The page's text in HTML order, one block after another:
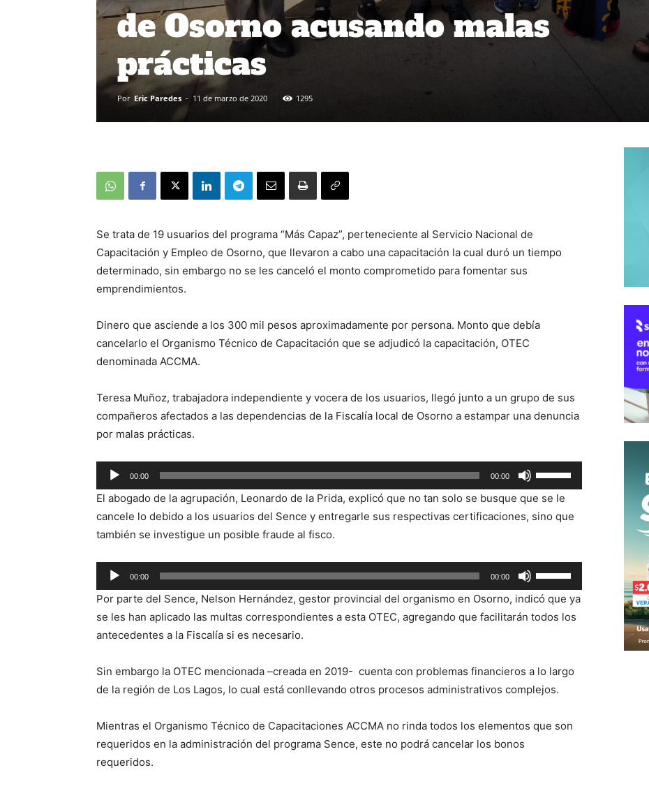
de Osorno acusando malas
prácticas
Por Eric Paredes - 11 de marzo de 2020 1295
Se trata de 19 usuarios del programa “Más Capaz”, perteneciente al Servicio Nacional de
Capacitación y Empleo de Osorno, que llevaron a cabo una capacitación la cual duró un tiempo
determinado, sin embargo no se les canceló el monto comprometido para fomentar sus
emprendimientos.
Dinero que asciende a los 300 mil pesos aproximadamente por persona. Monto que debía
cancelarlo el Organismo Técnico de Capacitación que se adjudicó la capacitación, OTEC
denominada ACCMA.
Teresa Muñoz, trabajadora independiente y vocera de los usuarios, llegó junto a un grupo de sus
compañeros afectados a las dependencias de la Fiscalía local de Osorno a estampar una denuncia
por malas prácticas.
Reproductor
de
audio
00:00 00:00
las
teclas
de
arriba/abajo
para
aumentar
o
volumen.
El abogado de la agrupación, Leonardo de la Prida, explicó que no tan solo se busque que se le
cancele lo debido a los usuarios del Sence y entregarle sus respectivas certificaciones, sino que
también se investigue un posible fraude al fisco.
Reproductor
de
audio
00:00 00:00
las
teclas
de
para
aumentar
disminuir
Por parte del Sence, Nelson Hernández, gestor provincial del organismo en Osorno, indicó que ya
se les han aplicado las multas correspondientes a esta OTEC, agregando que facilitarán todos los
antecedentes a la Fiscalía si es necesario.
Sin embargo la OTEC mencionada –creada en 2019- cuenta con problemas financieros a lo largo
de la región de Los Lagos, lo cual está conllevando otros procesos administrativos complejos.
Mientras el Organismo Técnico de Capacitaciones ACCMA no rinda todos los elementos que son
requeridos en la administración del programa Sence, este no podrá cancelar los bonos
requeridos.